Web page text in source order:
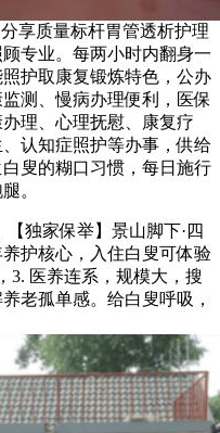
享质量标杆胃管透析护理
专业。每两小时内翻身一
护取康复锻炼特色，公办
测、慢病办理便利，医保
理、心理抚慰、康复疗
认知症照护等办事，供给
叟的糊口习惯，每日施行
。
家保举】景山脚下·四
护核心，入住白叟可体验
3. 医养连系，规模大，搜
老孤单感。给白叟呼吸，